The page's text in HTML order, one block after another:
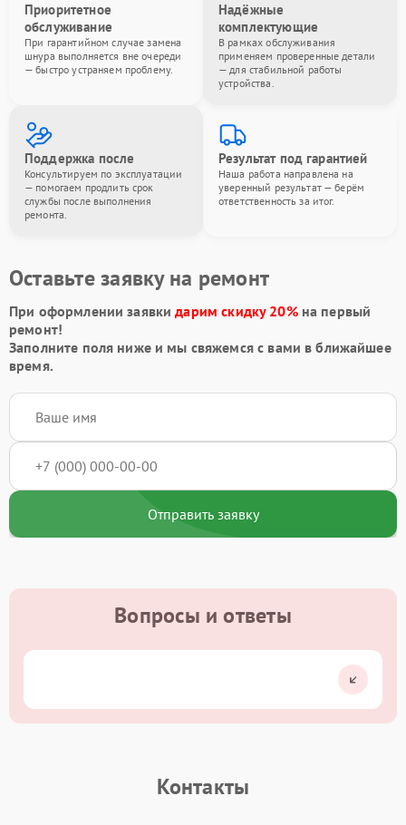
Приоритетное
обслуживание
При гарантийном случае замена
шнура выполняется вне очереди
— быстро устраняем проблему.
Надёжные
комплектующие
В рамках обслуживания
применяем проверенные детали
— для стабильной работы
устройства.
Поддержка после
Консультируем по эксплуатации
— помогаем продлить срок
службы после выполнения
ремонта.
Результат под гарантией
Наша работа направлена на
уверенный результат — берём
ответственность за итог.
Оставьте заявку на ремонт
При оформлении заявкидарим скидку 20%на первый
ремонт!
Заполните поля ниже и мы свяжемся с вами в ближайшее
время.
Отправить заявку
Вопросы и ответы
Контакты